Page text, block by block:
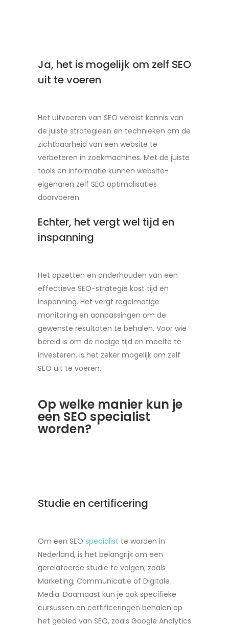
Ja, het is mogelijk om zelf SEO
uit te voeren
Het uitvoeren van SEO vereist kennis van
de juiste strategieën en technieken om de
zichtbaarheid van een website te
verbeteren in zoekmachines. Met de juiste
tools en informatie kunnen website-
eigenaren zelf SEO optimalisaties
doorvoeren.
Echter, het vergt wel tijd en
inspanning
Het opzetten en onderhouden van een
effectieve SEO-strategie kost tijd en
inspanning. Het vergt regelmatige
monitoring en aanpassingen om de
gewenste resultaten te behalen. Voor wie
bereid is om de nodige tijd en moeite te
investeren, is het zeker mogelijk om zelf
SEO uit te voeren.
Op welke manier kun je
een SEO specialist
worden?
Studie en certificering
Om een SEO specialist te worden in
Nederland, is het belangrijk om een
gerelateerde studie te volgen, zoals
Marketing, Communicatie of Digitale
Media. Daarnaast kun je ook specifieke
cursussen en certificeringen behalen op
het gebied van SEO, zoals Google Analytics